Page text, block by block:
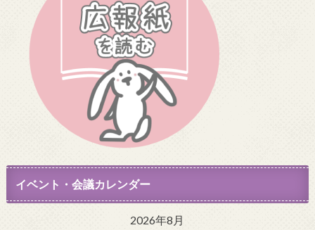
イベント・会議カレンダー
2026年8月